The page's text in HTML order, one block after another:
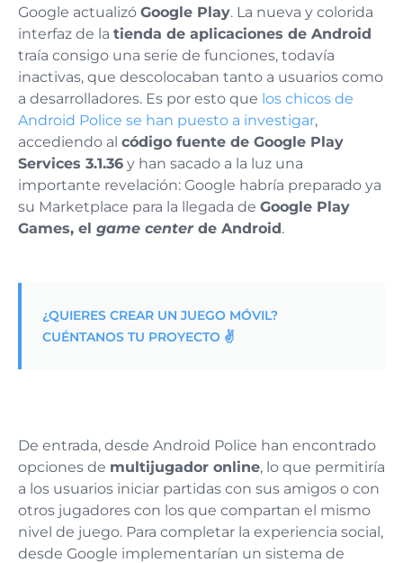
Google actualizó Google Play. La nueva y colorida
interfaz de la tienda de aplicaciones de Android
traía consigo una serie de funciones, todavía
inactivas, que descolocaban tanto a usuarios como
a desarrolladores. Es por esto que los chicos de
Android Police se han puesto a investigar,
accediendo al código fuente de Google Play
Services 3.1.36 y han sacado a la luz una
importante revelación: Google habría preparado ya
su Marketplace para la llegada de Google Play
Games, el game centerde Android.
¿QUIERES CREAR UN JUEGO MÓVIL?
CUÉNTANOS TU PROYECTO ✌️
De entrada, desde Android Police han encontrado
opciones de multijugador online, lo que permitiría
a los usuarios iniciar partidas con sus amigos o con
otros jugadores con los que compartan el mismo
nivel de juego. Para completar la experiencia social,
desde Google implementarían un sistema de